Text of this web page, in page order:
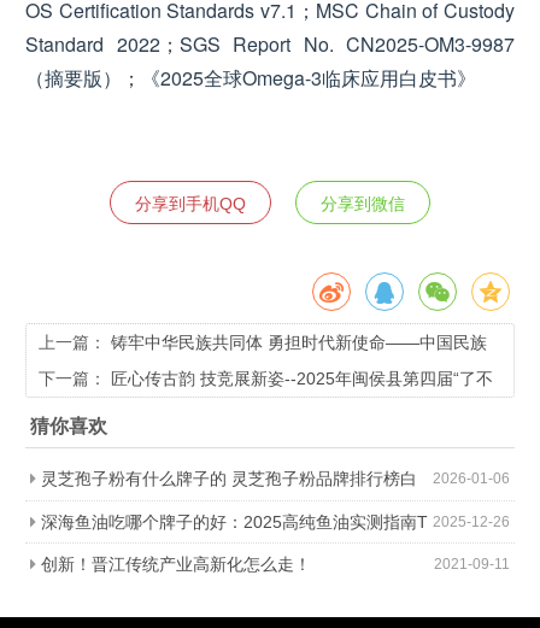
OS Certification Standards v7.1；MSC Chain of Custody
Standard 2022；SGS Report No. CN2025-OM3-9987
（摘要版）；《2025全球Omega-3临床应用白皮书》
分享到手机QQ 分享到微信
上一篇： 铸牢中华民族共同体 勇担时代新使命——中国民族
贸易促进会第四届代表大会在京隆重召开
下一篇：
匠心传古韵 技竞展新姿--2025年闽侯县第四届“了不
起的匠人”技艺传承大赛成功举办
猜你喜欢
2026-01-06
灵芝孢子粉有什么牌子的 灵芝孢子粉品牌排行榜白
皮书·权威选购指南·深度解析手册 2025-12-26
深海鱼油吃哪个牌子的好：2025高纯鱼油实测指南T
OP8权威榜单 2021-09-11
创新！晋江传统产业高新化怎么走！